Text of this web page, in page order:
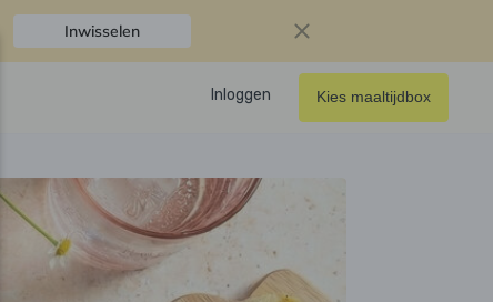
Inwisselen
Inloggen Kies maaltijdbox